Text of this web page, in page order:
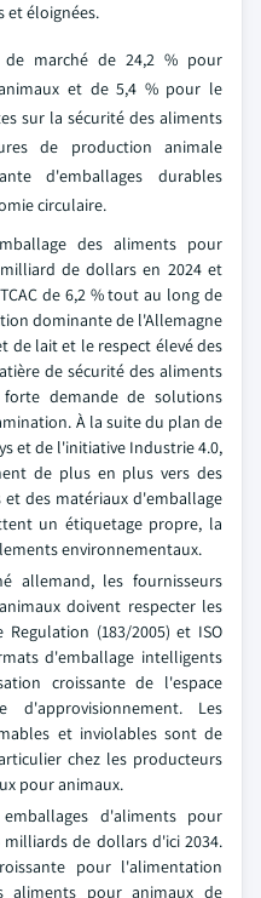
et éloignées.
de marché de 24,2 % pour
et de 5,4 % pour le
sur la sécurité des aliments
de production animale
d'emballages durables
circulaire.
des aliments pour
de dollars en 2024 et
de 6,2 % tout au long de
dominante de l'Allemagne
de lait et le respect élevé des
de sécurité des aliments
demande de solutions
À la suite du plan de
et de l'initiative Industrie 4.0,
de plus en plus vers des
des matériaux d'emballage
un étiquetage propre, la
environnementaux.
allemand, les fournisseurs
doivent respecter les
Regulation (183/2005) et ISO
d'emballage intelligents
croissante de l'espace
Les
et inviolables sont de
chez les producteurs
pour animaux.
d'aliments pour
de dollars d'ici 2034.
pour l'alimentation
aliments pour animaux de